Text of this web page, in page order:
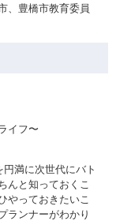
、豊橋市教育委員
イフ〜
満に次世代にバト
んと知っておくこ
やっておきたいこ
ランナーがわかり